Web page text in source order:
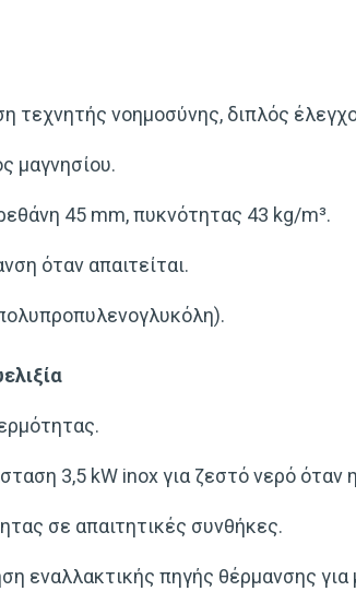
νοημοσύνης, διπλός
μαγνησίου.
45 mm, πυκνότητας 43 kg/m³.
όταν απαιτείται.
3,5 kW inox για ζεστό νερό όταν
σε απαιτητικές συνθήκες.
εναλλακτικής πηγής θέρμανσης για